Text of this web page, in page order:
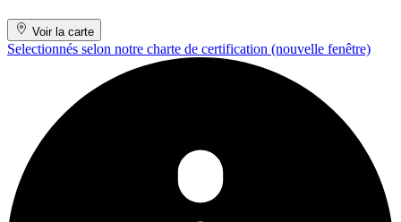
Voir la carte
Selectionnés selon notre charte de certification (nouvelle fenêtre)